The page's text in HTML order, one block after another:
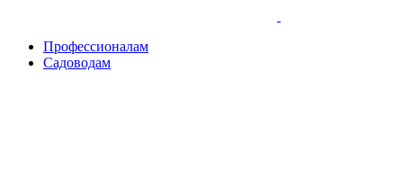
Профессионалам
Садоводам